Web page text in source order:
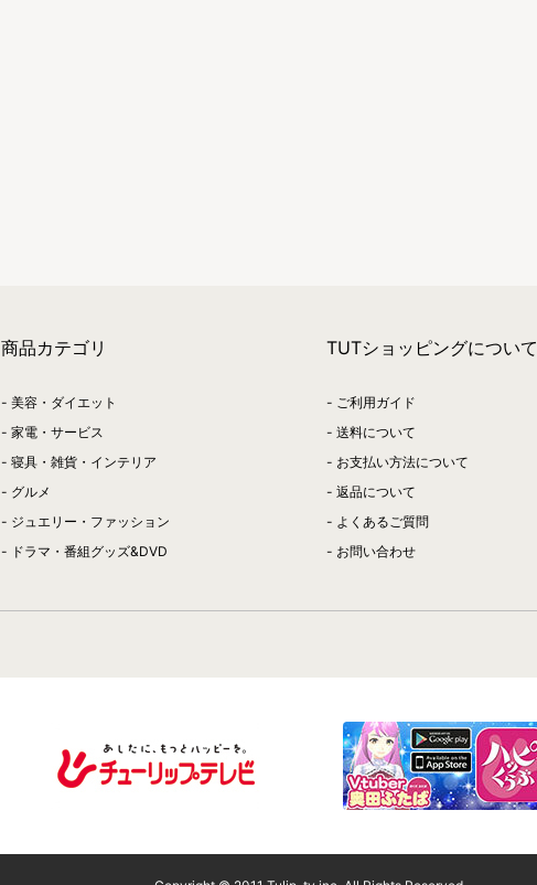
商品カテゴリ
美容・ダイエット
家電・サービス
寝具・雑貨・インテリア
グルメ
ジュエリー・ファッション
ドラマ・番組グッズ&DVD
TUTショッピングについて
ご利用ガイド
送料について
お支払い方法について
返品について
よくあるご質問
お問い合わせ